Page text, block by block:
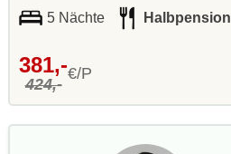
5 Nächte Halbpension
381,-
424,-
€/P